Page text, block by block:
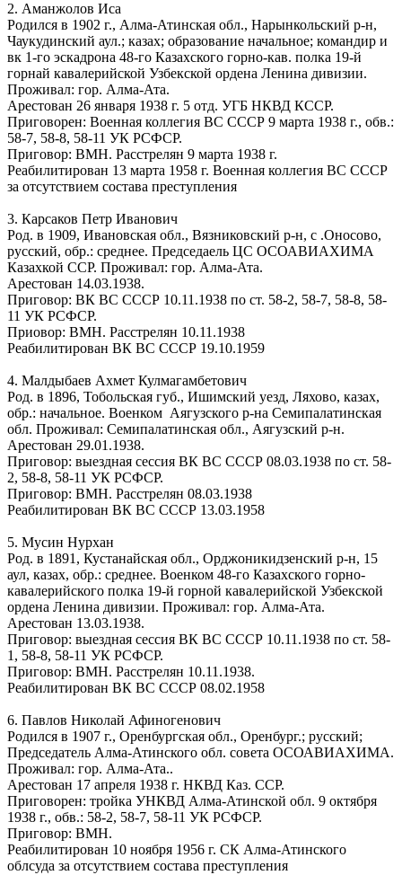
2. Аманжолов Иса
Родился в 1902 г., Алма-Атинская обл., Нарынкольский р-н,
Чаукудинский аул.; казах; образование начальное; командир и
вк 1-го эскадрона 48-го Казахского горно-кав. полка 19-й
горнай кавалерийской Узбекской ордена Ленина дивизии.
Проживал: гор. Алма-Ата.
Арестован 26 января 1938 г. 5 отд. УГБ НКВД КССР.
Приговорен: Военная коллегия ВС СССР 9 марта 1938 г., обв.:
58-7, 58-8, 58-11 УК РСФСР.
Приговор: ВМН. Расстрелян 9 марта 1938 г.
Реабилитирован 13 марта 1958 г. Военная коллегия ВС СССР
за отсутствием состава преступления
3. Карсаков Петр Иванович
Род. в 1909, Ивановская обл., Вязниковский р-н, с .Оносово,
русский, обр.: среднее. Председаель ЦС ОСОАВИАХИМА
Казахкой ССР. Проживал: гор. Алма-Ата.
Арестован 14.03.1938.
Приговор: ВК ВС СССР 10.11.1938 по ст. 58-2, 58-7, 58-8, 58-
11 УК РСФСР.
Приовор: ВМН. Расстрелян 10.11.1938
Реабилитирован ВК ВС СССР 19.10.1959
4. Малдыбаев Ахмет Кулмагамбетович
Род. в 1896, Тобольская губ., Ишимский уезд, Ляхово, казах,
обр.: начальное. Военком Аягузского р-на Семипалатинская
обл. Проживал: Семипалатинская обл., Аягузский р-н.
Арестован 29.01.1938.
Приговор: выездная сессия ВК ВС СССР 08.03.1938 по ст. 58-
2, 58-8, 58-11 УК РСФСР.
Приговор: ВМН. Расстрелян 08.03.1938
Реабилитирован ВК ВС СССР 13.03.1958
5. Мусин Нурхан
Род. в 1891, Кустанайская обл., Орджоникидзенский р-н, 15
аул, казах, обр.: среднее. Военком 48-го Казахского горно-
кавалерийского полка 19-й горной кавалерийской Узбекской
ордена Ленина дивизии. Проживал: гор. Алма-Ата.
Арестован 13.03.1938.
Приговор: выездная сессия ВК ВС СССР 10.11.1938 по ст. 58-
1, 58-8, 58-11 УК РСФСР.
Приговор: ВМН. Расстрелян 10.11.1938.
Реабилитирован ВК ВС СССР 08.02.1958
6. Павлов Николай Афиногенович
Родился в 1907 г., Оренбургская обл., Оренбург.; русский;
Председатель Алма-Атинского обл. совета ОСОАВИАХИМА.
Проживал: гор. Алма-Ата..
Арестован 17 апреля 1938 г. НКВД Каз. ССР.
Приговорен: тройка УНКВД Алма-Атинской обл. 9 октября
1938 г., обв.: 58-2, 58-7, 58-11 УК РСФСР.
Приговор: ВМН.
Реабилитирован 10 ноября 1956 г. СК Алма-Атинского
облсуда за отсутствием состава преступления